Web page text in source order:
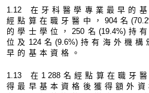
1.12 在牙科醫學專業最早的
經點算在職牙醫中， 904名
的學士學位，250名 (19.4%)持
位及 124名 (9.6%)持有海外機構
早的基本資格。
1.13 在 1 288名經點算在職牙醫
得最早基本資格後獲得額外資